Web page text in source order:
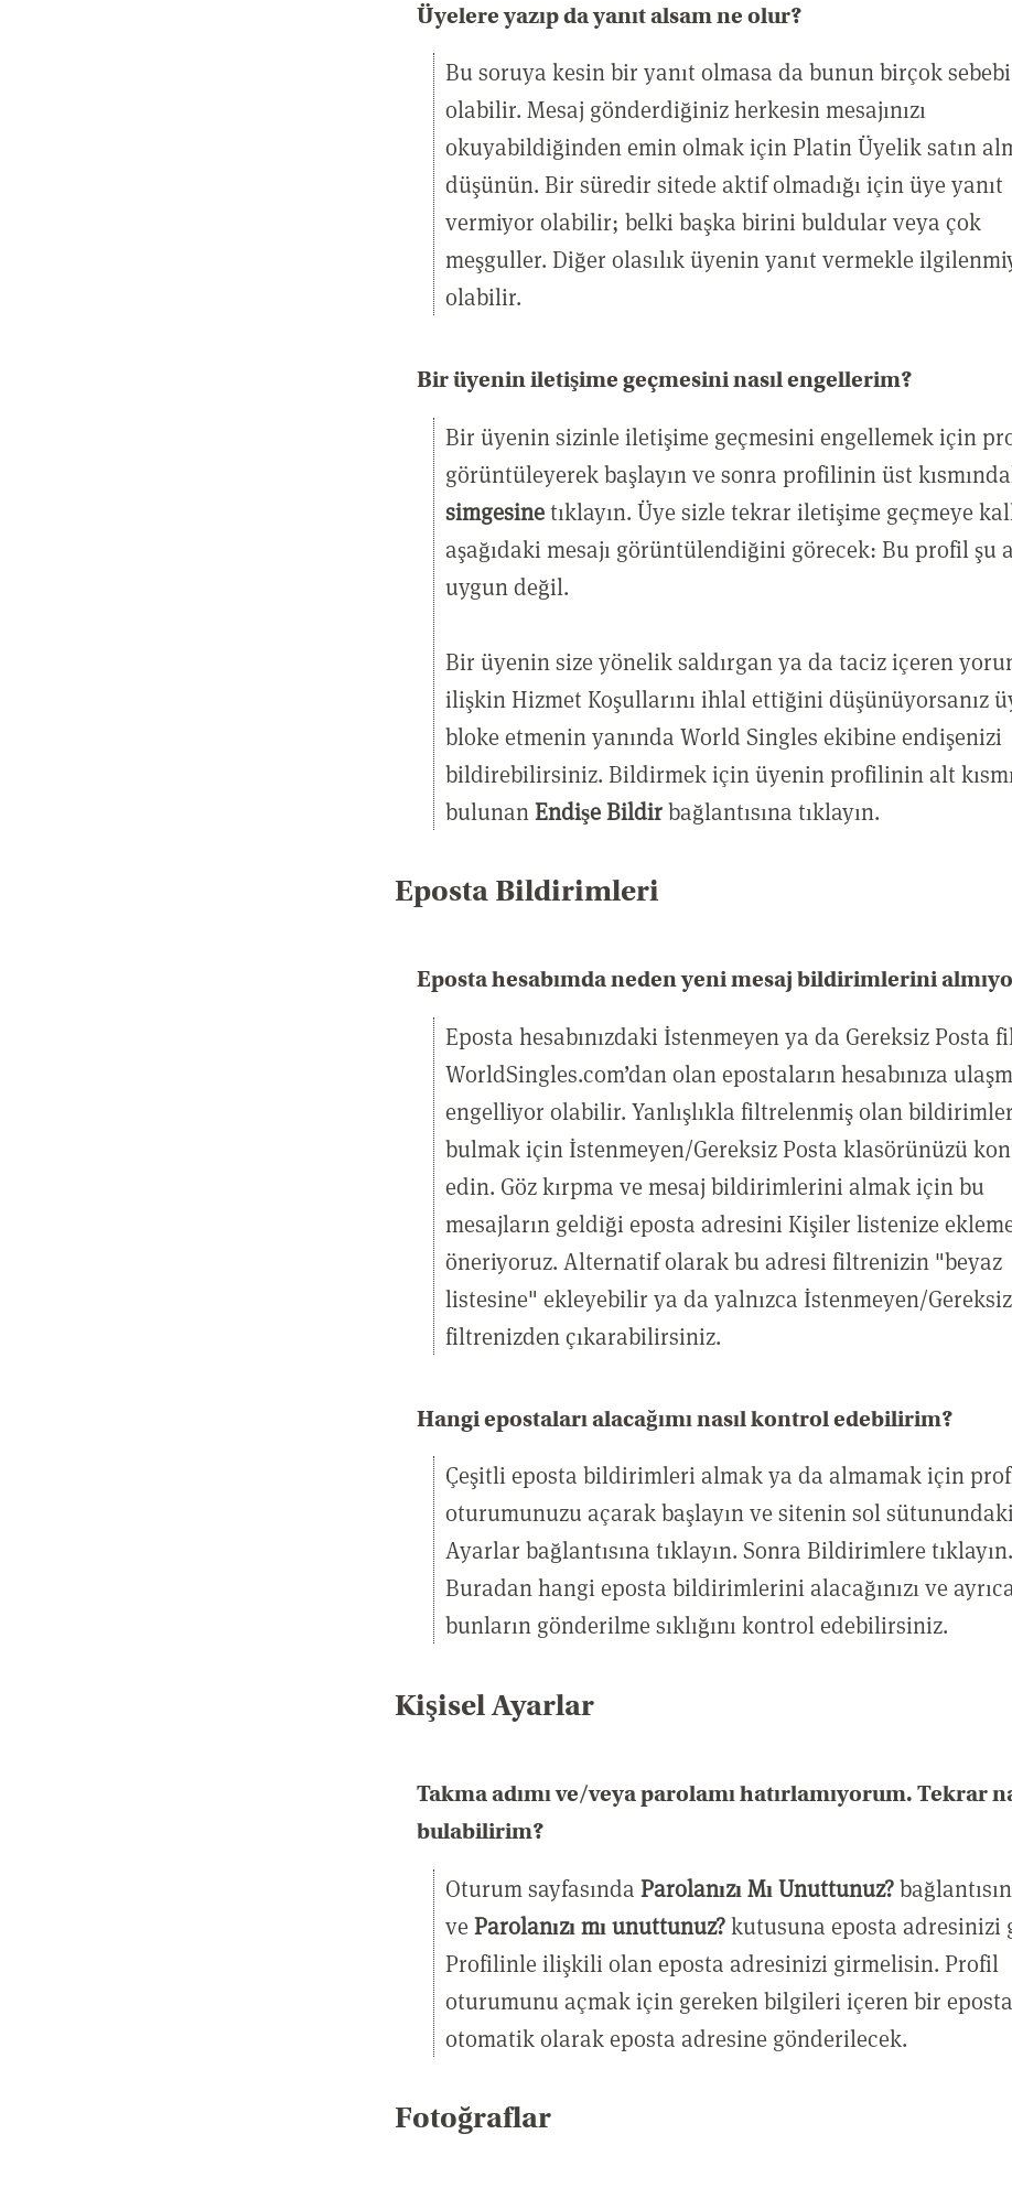
Üyelere yazıp da yanıt alsam ne olur?
Bu soruya kesin bir yanıt olmasa da bunun birçok sebebi
olabilir. Mesaj gönderdiğiniz herkesin mesajınızı
okuyabildiğinden emin olmak için Platin Üyelik satın
düşünün. Bir süredir sitede aktif olmadığı için üye yanıt
vermiyor olabilir; belki başka birini buldular veya çok
meşguller. Diğer olasılık üyenin yanıt vermekle
olabilir.
Bir üyenin iletişime geçmesini nasıl engellerim?
Bir üyenin sizinle iletişime geçmesini engellemek için
görüntüleyerek başlayın ve sonra profilinin üst
simgesinetıklayın. Üye sizle tekrar iletişime geçmeye
aşağıdaki mesajı görüntülendiğini görecek: Bu profil şu
uygun değil.
Bir üyenin size yönelik saldırgan ya da taciz içeren
ilişkin Hizmet Koşullarını ihlal ettiğini düşünüyorsanız
bloke etmenin yanında World Singles ekibine endişenizi
bildirebilirsiniz. Bildirmek için üyenin profilinin alt
bulunanEndişe Bildirbağlantısına tıklayın.
Eposta Bildirimleri
Eposta hesabımda neden yeni mesaj bildirimlerini
Eposta hesabınızdaki İstenmeyen ya da Gereksiz Posta
WorldSingles.com’dan olan epostaların hesabınıza
engelliyor olabilir. Yanlışlıkla filtrelenmiş olan
bulmak için İstenmeyen/Gereksiz Posta klasörünüzü
edin. Göz kırpma ve mesaj bildirimlerini almak için bu
mesajların geldiği eposta adresini Kişiler listenize
öneriyoruz. Alternatif olarak bu adresi filtrenizin "beyaz
listesine" ekleyebilir ya da yalnızca İstenmeyen/
filtrenizden çıkarabilirsiniz.
Hangi epostaları alacağımı nasıl kontrol edebilirim?
Çeşitli eposta bildirimleri almak ya da almamak için
oturumunuzu açarak başlayın ve sitenin sol
Ayarlar bağlantısına tıklayın. Sonra Bildirimlere tıklayın.
Buradan hangi eposta bildirimlerini alacağınızı ve
bunların gönderilme sıklığını kontrol edebilirsiniz.
Kişisel Ayarlar
Takma adımı ve/veya parolamı hatırlamıyorum. Tekrar
bulabilirim?
Oturum sayfasındaParolanızı Mı Unuttunuz?
veParolanızı mı unuttunuz?kutusuna eposta adresinizi
Profilinle ilişkili olan eposta adresinizi girmelisin. Profil
oturumunu açmak için gereken bilgileri içeren bir eposta
otomatik olarak eposta adresine gönderilecek.
Fotoğraflar